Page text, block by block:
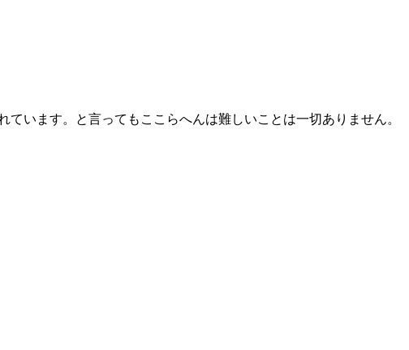
います。と言ってもここらへんは難しいことは一切ありません。